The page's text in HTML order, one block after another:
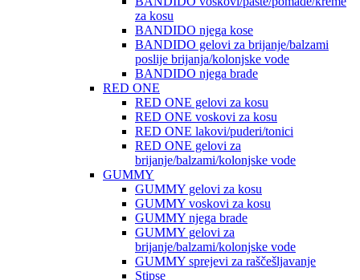
za kosu
BANDIDO njega kose
BANDIDO gelovi za brijanje/balzami
poslije brijanja/kolonjske vode
BANDIDO njega brade
RED ONE
RED ONE gelovi za kosu
RED ONE voskovi za kosu
RED ONE lakovi/puderi/tonici
RED ONE gelovi za
brijanje/balzami/kolonjske vode
GUMMY
GUMMY gelovi za kosu
GUMMY voskovi za kosu
GUMMY njega brade
GUMMY gelovi za
brijanje/balzami/kolonjske vode
GUMMY sprejevi za raščešljavanje
Stipse